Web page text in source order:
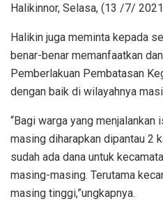
Halikinnor, Selasa, (13 /7/
Halikin juga meminta kepada
benar-benar memanfaatkan
Pemberlakuan Pembatasan
dengan baik di wilayahnya
“Bagi warga yang menjalankan
masing diharapkan dipantau 2
sudah ada dana untuk
masing-masing. Terutama
masing tinggi,”ungkapnya.